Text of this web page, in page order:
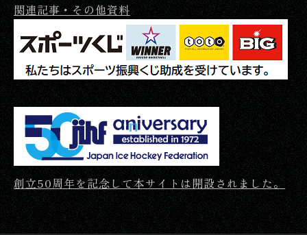
関連記事・その他資料
創立50周年を記念して本サイトは開設されました。